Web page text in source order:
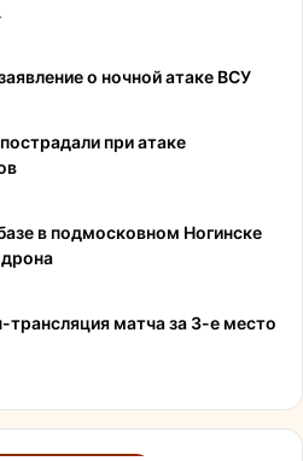
о ночной атаке ВСУ
при атаке
в подмосковном Ногинске
трансляция матча за 3-е место